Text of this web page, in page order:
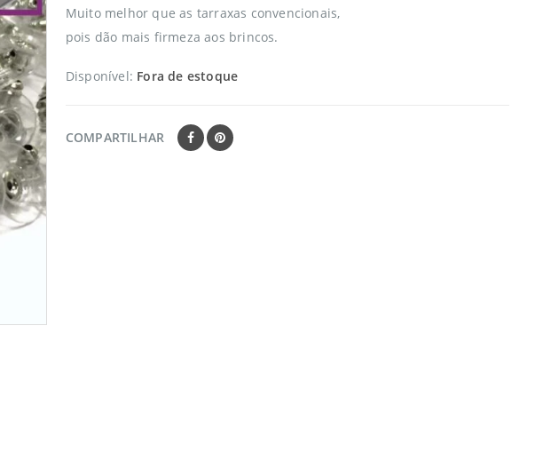
Muito melhor que as tarraxas convencionais,
pois dão mais firmeza aos brincos.
Disponível: Fora de estoque
COMPARTILHAR